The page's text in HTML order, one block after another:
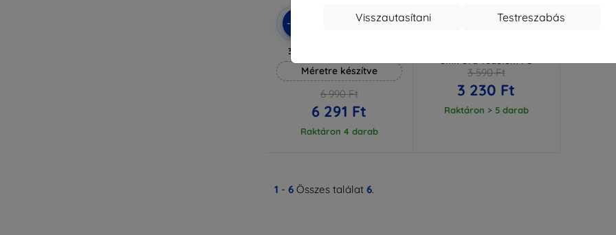
Testreszabás
Visszautasítani
-10%
Kedvezmény
EXTRA10
3mk Hammer védőfólia
Méretre készítve
6 990 Ft
6 291 Ft
Raktáron 4 darab
Kedvezmény
EXTRA10
3 590 Ft
3 230 Ft
Raktáron > 5 darab
1 - 6 Összes találat 6.